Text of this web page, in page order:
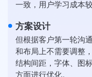
一致，用户学习成本较
方案设计
但根据客户第一轮沟
和布局上不需要调整
结构间距，字体、图
方面进行优化。